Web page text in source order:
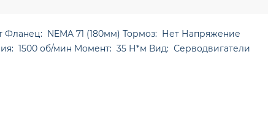
NEMA 71 (180мм) Тормоз: Нет Напряжение
1500 об/мин Момент: 35 Н*м Вид: Серводвигатели